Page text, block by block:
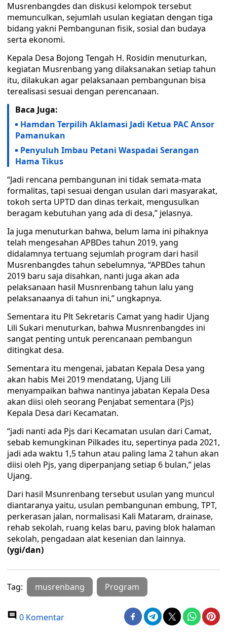
Musrenbangdes dan diskusi kelompok tersebut
memunculkan, sejumlah usulan kegiatan dengan tiga
bidang yakni Pembangunan fisik, sosial dan budaya
serta ekonomi.
Kepala Desa Bojong Tengah H. Rosidin menuturkan,
kegiatan Musrenbang yang dilaksanakan setiap tahun
itu, dilakukan agar pelaksanaan pembangunan bisa
terealisasi sesuai dengan perencanaan.
Baca Juga:
Hamdan Terpilih Aklamasi Jadi Ketua PAC Ansor
Pamanukan
Penyuluh Imbau Petani Waspadai Serangan
Hama Tikus
“Jadi rencana pembangunan ini tidak semata-mata
formalitas, tapi sesuai dengan usulan dari masyarakat,
tokoh serta UPTD dan dinas terkait, mengusulkan
beragam kebutuhan yang ada di desa,” jelasnya.
Ia juga menuturkan bahwa, belum lama ini pihaknya
telah mengesahan APBDes tahun 2019, yang
didalamnya tertuang sejumlah program dari hasil
Musrenbangdes tahun sebelumnya, “APBDes tahun
2019 baru saja disahkan, nanti juga akan ada
pelaksanaan hasil Musnrenbang tahun lalu yang
pelaksanaanya di tahun ini,” ungkapnya.
Sementara itu Plt Sekretaris Camat yang hadir Ujang
Lili Sukari menuturkan, bahwa Musnrenbangdes ini
sangat penting untuk perencanaan pembangun
ditingkat desa.
Sementara itu mengenai, jabatan Kepala Desa yang
akan habis Mei 2019 mendatang, Ujang Lili
menyampaikan bahwa nantinya jabatan Kepala Desa
akan diisi oleh seorang Penjabat sementara (Pjs)
Kepala Desa dari Kecamatan.
“jadi nanti ada Pjs dari Kecamatan usulan dari Camat,
sebab kemungkinan Pilkades itu, sepertinya pada 2021,
jadi ada waktu 1,5 tahun atau paling lama 2 tahun akan
diisi oleh Pjs, yang diperpanjang setiap 6 bulan,” jelas
Ujang.
Dari hasil Msunrenbang tersebut usulan yang muncul
diantaranya yaitu, usulan pembangunan embung, TPT,
perkerasan jalan, normalisasi Kali Mataram, drainase,
rehab sekolah, ruang kelas baru, paving blok halaman
sekolah, pengadaan alat kesenian dan lainnya.
(ygi/dan)
Tag: musrenbang Program
0 Komentar